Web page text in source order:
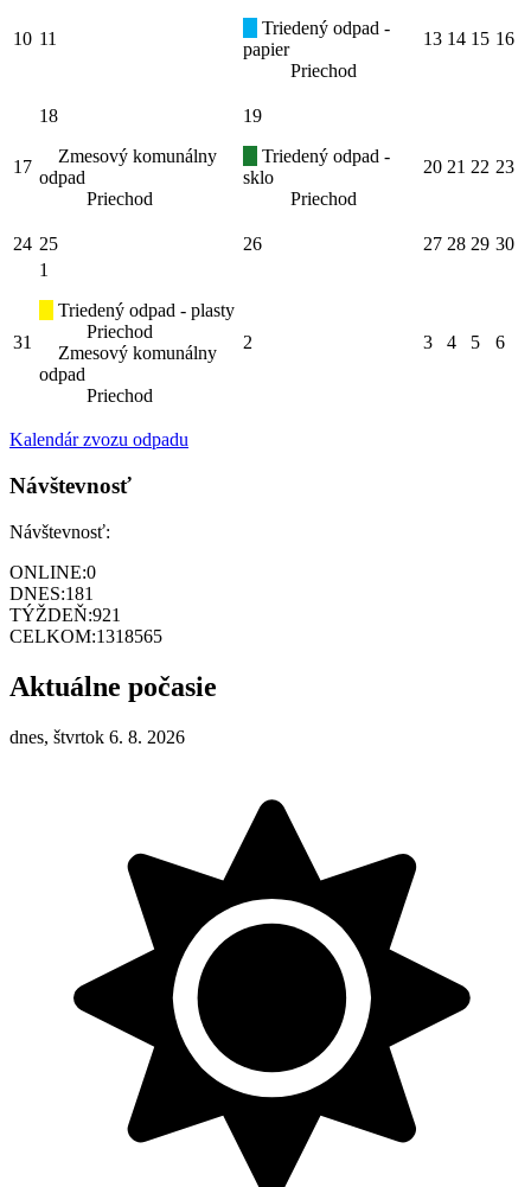
10 11
Triedený odpad -
papier
Priechod
13 14 15 16
17
18
Zmesový komunálny
odpad
Priechod
19
Triedený odpad -
sklo
Priechod
20 21 22 23
24 25 26 27 28 29 30
31
1
Triedený odpad - plasty
Priechod
Zmesový komunálny
odpad
Priechod
2 3 4 5 6
Kalendár zvozu odpadu
Návštevnosť
Návštevnosť:
ONLINE:0
DNES:181
TÝŽDEŇ:921
CELKOM:1318565
Aktuálne počasie
dnes, štvrtok 6. 8. 2026